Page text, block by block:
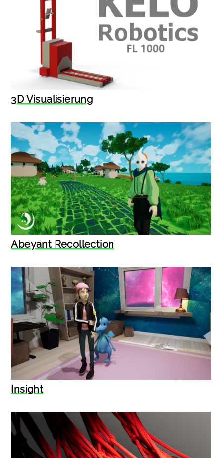
3D Visualisierung
Abeyant Recollection
Insight